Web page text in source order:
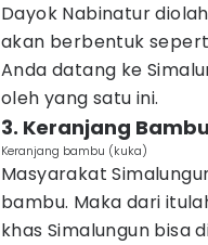
Dayok Nabinatur
akan berbentuk
Anda datang ke
oleh yang satu ini.
3. Keranjang
Keranjang bambu (kuka)
Masyarakat
bambu. Maka dari
khas Simalungun bisa